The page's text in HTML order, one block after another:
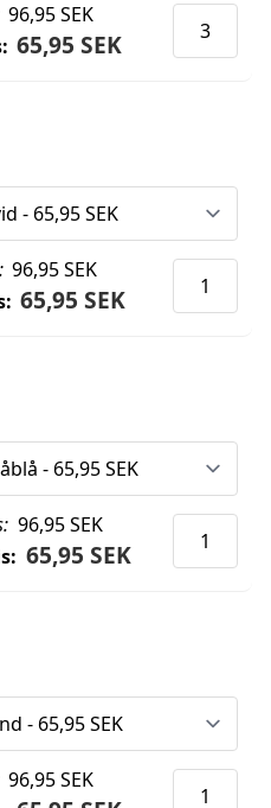
96,95 SEK
65,95 SEK
96,95 SEK
65,95 SEK
96,95 SEK
65,95 SEK
96,95 SEK